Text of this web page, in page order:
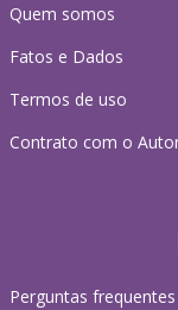
Quem somos
Fatos e Dados
Termos de uso
Contrato com o
Perguntas frequentes